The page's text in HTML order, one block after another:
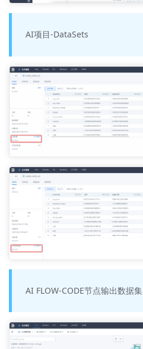
AI项目-DataSets
AI FLOW-CODE节点输出数据集